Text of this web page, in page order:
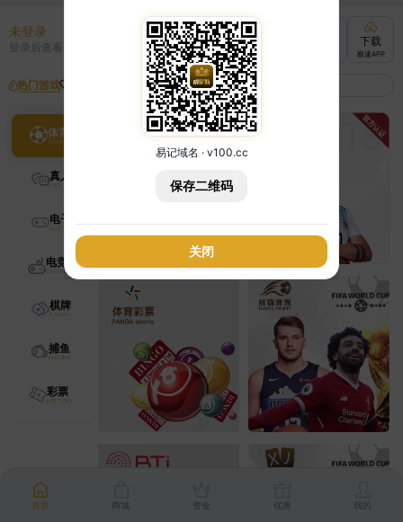
未登录
登录后查看 充值
快速到账
下载
极速APP
热门游戏
体育
真人
电子
电竞
棋牌
捕鱼
彩票
首页 商城 资金 优惠 我的
易记域名 · v100.cc
保存二维码
关闭